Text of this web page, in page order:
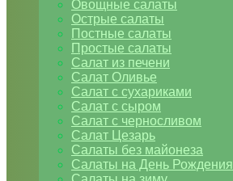
Овощные салаты
Острые салаты
Постные салаты
Простые салаты
Салат из печени
Салат Оливье
Салат с сухариками
Салат с сыром
Салат с черносливом
Салат Цезарь
Салаты без майонеза
Салаты на День Рождения